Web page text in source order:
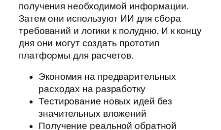
получения необходимой информации.
Затем они используют ИИ для сбора
требований и логики к полудню. И к концу
дня они могут создать прототип
платформы для расчетов.
Экономия на предварительных
расходах на разработку
Тестирование новых идей без
значительных вложений
Получение реальной обратной